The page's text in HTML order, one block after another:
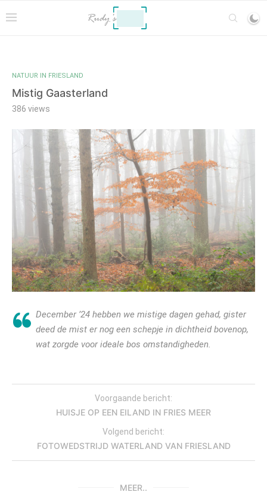
NATUUR IN FRIESLAND
Mistig Gaasterland
386 views
December ’24 hebben we mistige dagen gehad, gister
deed de mist er nog een schepje in dichtheid bovenop,
wat zorgde voor ideale bos omstandigheden.
Voorgaande bericht:
HUISJE OP EEN EILAND IN FRIES MEER
Volgend bericht:
FOTOWEDSTRIJD WATERLAND VAN FRIESLAND
MEER..